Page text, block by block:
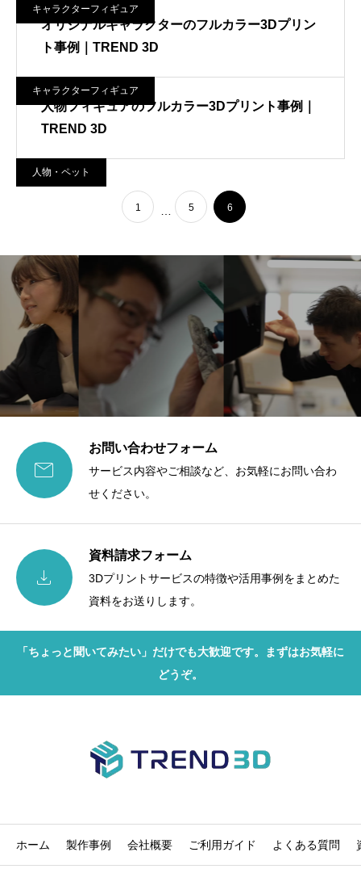
キャラクターフィギュア
オリジナルキャラクターのフルカラー3Dプリン
ト事例｜TREND 3D
キャラクターフィギュア
人物フィギュアのフルカラー3Dプリント事例｜
TREND 3D
人物・ペット
1 5 6

お問い合わせフォーム
サービス内容やご相談など、お気軽にお問い合わ
せください。

資料請求フォーム
3Dプリントサービスの特徴や活用事例をまとめた
資料をお送りします。
「ちょっと聞いてみたい」だけでも大歓迎です。まずはお気軽に
どうぞ。
ホーム 製作事例 会社概要 ご利用ガイド よくある質問